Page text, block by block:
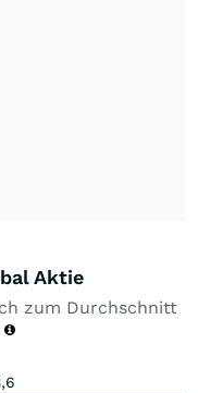
Aktie
zum Durchschnitt